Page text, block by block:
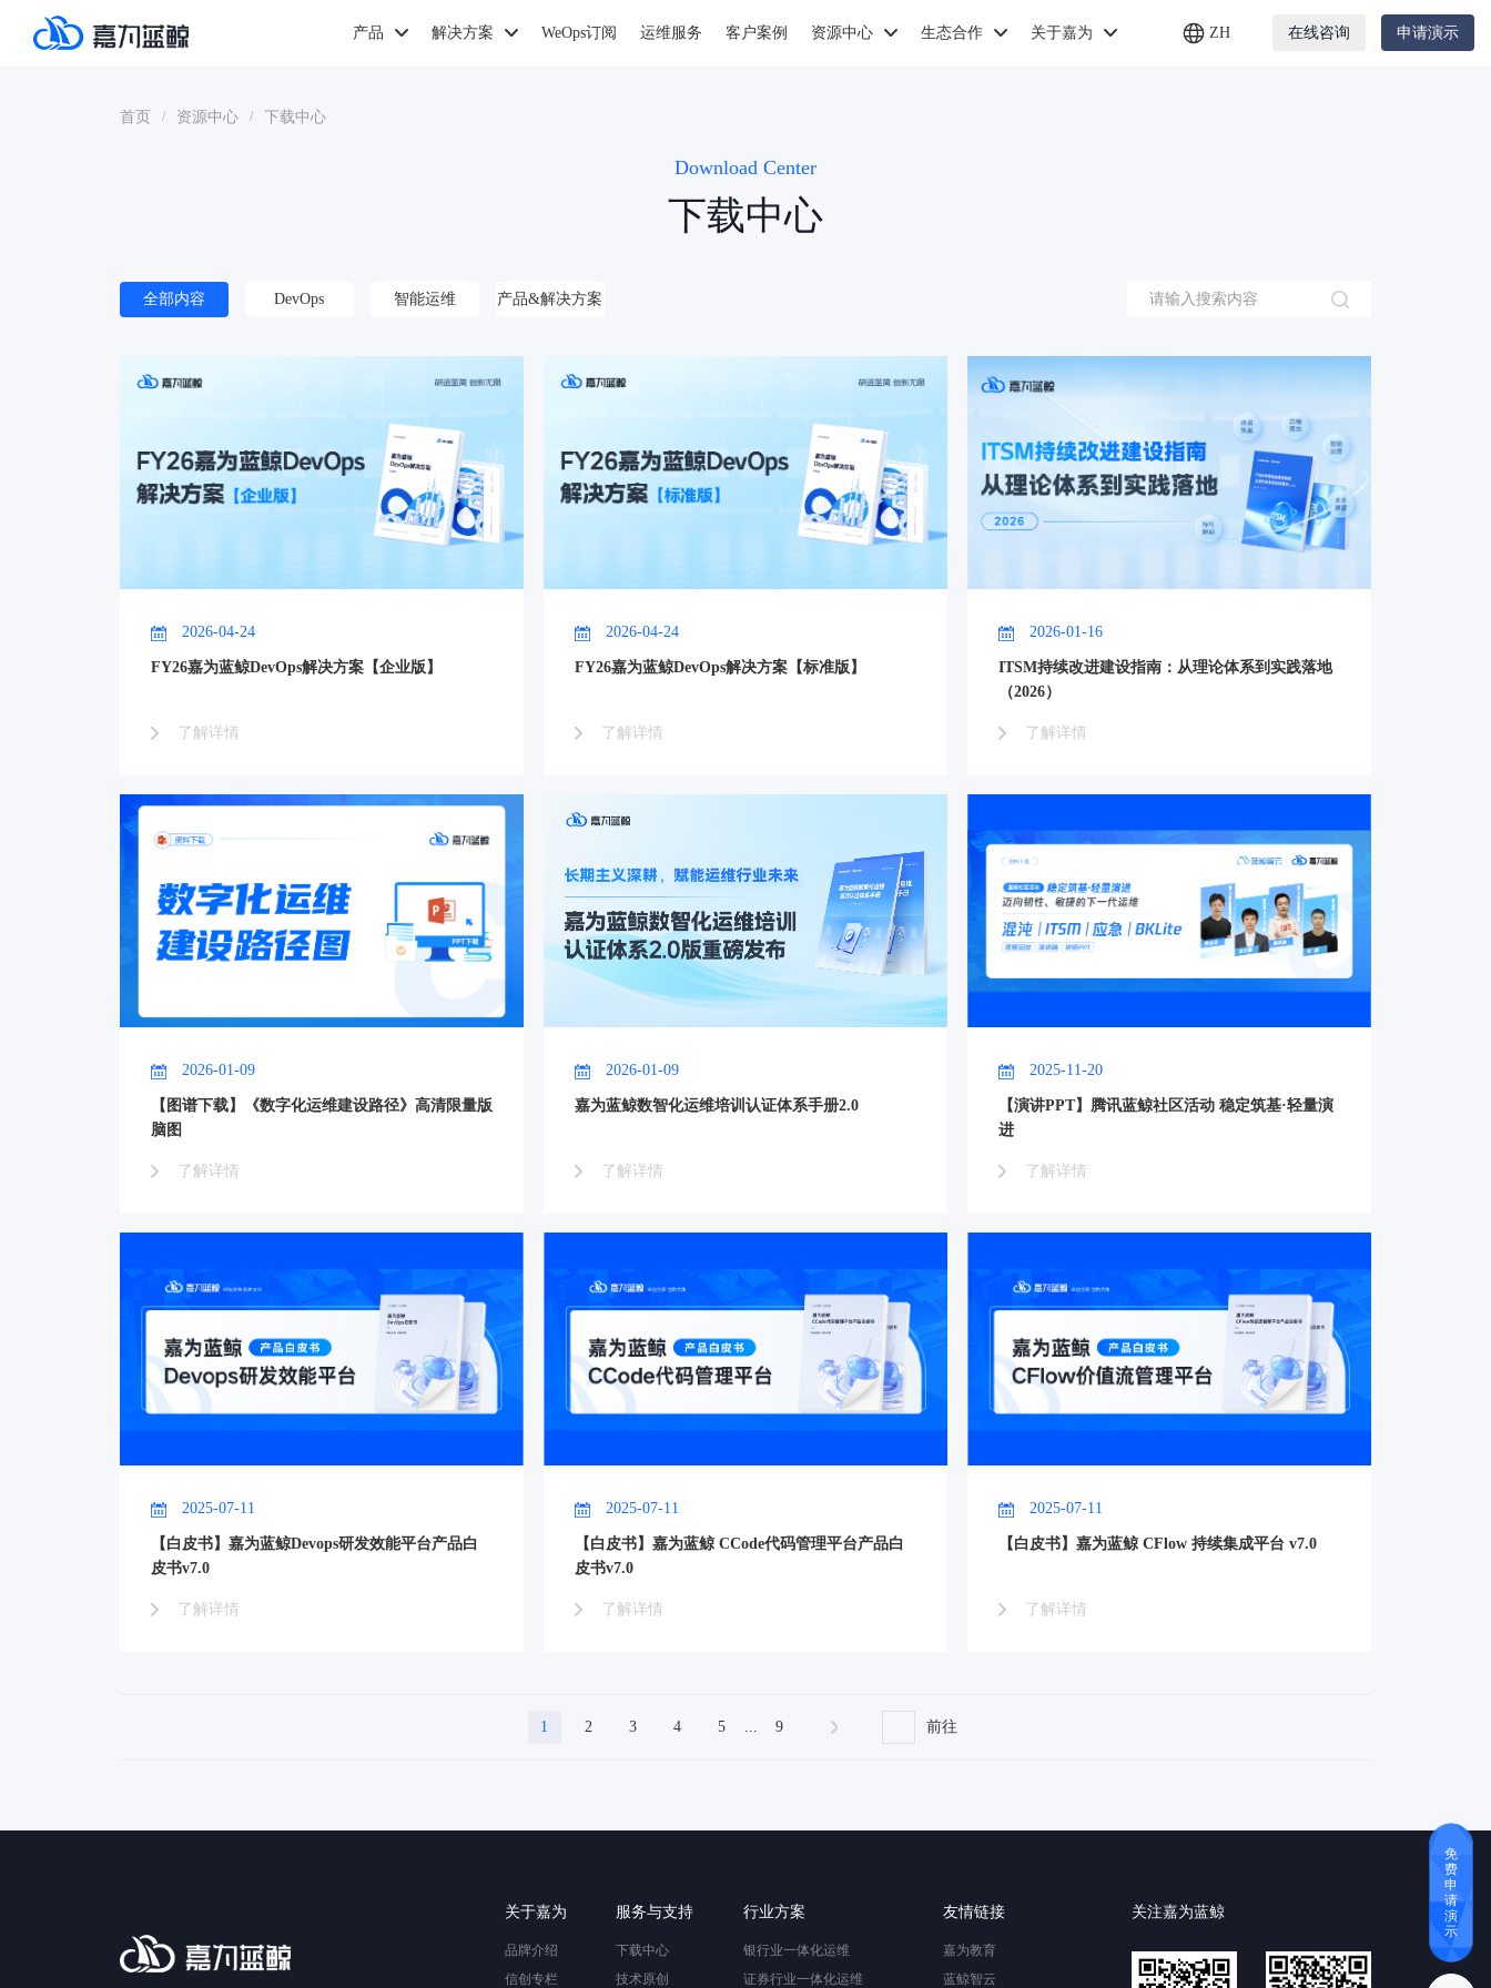
产品 解决方案 WeOps订阅 运维服务 客户案例 资源中心 生态合作 关于嘉为 ZH 在线咨询 申请演示
首页 / 资源中心 / 下载中心
Download Center
下载中心
全部内容 DevOps 智能运维 产品&解决方案
2026-04-24
FY26嘉为蓝鲸DevOps解决方案【企业版】
了解详情
2026-04-24
FY26嘉为蓝鲸DevOps解决方案【标准版】
了解详情
2026-01-16
ITSM持续改进建设指南：从理论体系到实践落地
（2026）
了解详情
2026-01-09
【图谱下载】《数字化运维建设路径》高清限量版
脑图
了解详情
2026-01-09
嘉为蓝鲸数智化运维培训认证体系手册2.0
了解详情
2025-11-20
【演讲PPT】腾讯蓝鲸社区活动 稳定筑基·轻量演
进
了解详情
2025-07-11
【白皮书】嘉为蓝鲸Devops研发效能平台产品白
皮书v7.0
了解详情
2025-07-11
【白皮书】嘉为蓝鲸 CCode代码管理平台产品白
皮书v7.0
了解详情
2025-07-11
【白皮书】嘉为蓝鲸 CFlow 持续集成平台 v7.0
了解详情
1 2 3 4 5 ... 9 前往
关于嘉为
品牌介绍
信创专栏
服务与支持
下载中心
技术原创
行业方案
银行业一体化运维
证券行业一体化运维
友情链接
嘉为教育
蓝鲸智云
关注嘉为蓝鲸
免
费
申
请
演
示